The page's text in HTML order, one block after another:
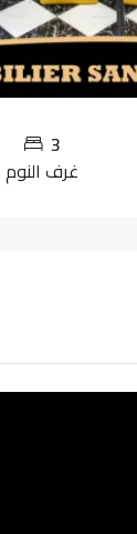
3
غرف النوم